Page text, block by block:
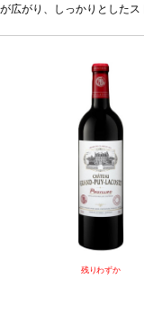
が広がり、しっかりとしたス
残りわずか